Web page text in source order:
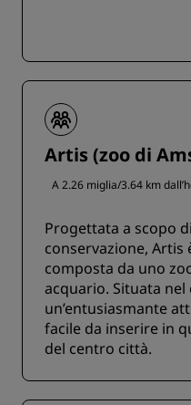
Artis (zoo di
A 2.26 miglia/3.64 km
Progettata a scopo
conservazione,
composta da uno
acquario. Situata
un’entusiasmante
facile da inserire in
del centro città.